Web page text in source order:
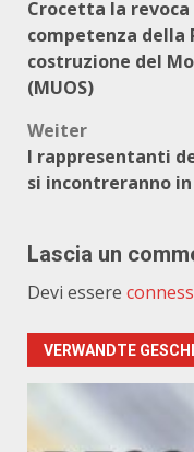
Crocetta la
competenza della
costruzione del
(MUOS)
Weiter
I rappresentanti
si incontreranno
Lascia un
Devi essere
VERWANDTE